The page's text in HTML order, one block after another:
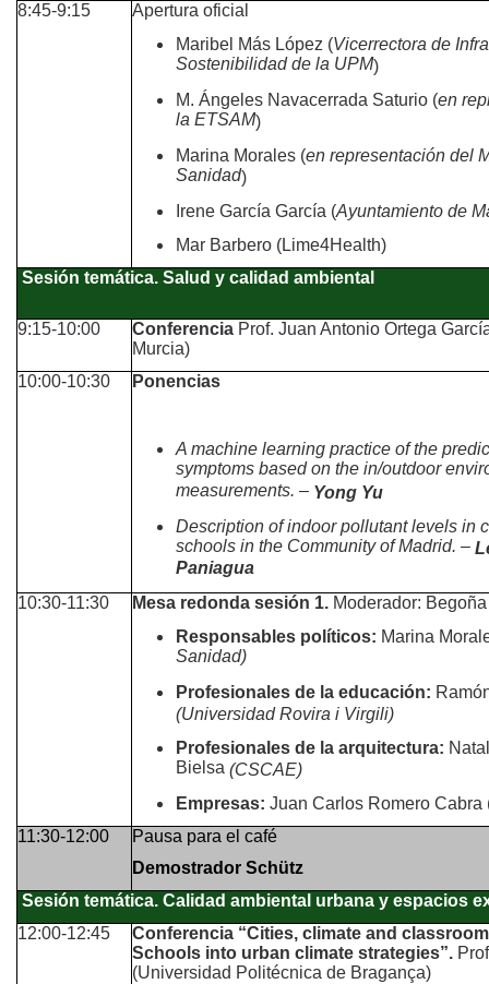
8:45-9:15
Apertura oficial
Maribel Más López (Vicerrectora de
Sostenibilidad de la UPM)
M. Ángeles Navacerrada Saturio (en
la ETSAM)
Marina Morales (en representación del
Sanidad)
Irene García García (Ayuntamiento de
Mar Barbero (Lime4Health)
Sesión temática. Salud y calidad ambiental
9:15-10:00 Conferencia Prof. Juan Antonio Ortega
Murcia)
10:00-10:30
Ponencias
A machine learning practice of the
symptoms based on the in/outdoor
measurements. – Yong Yu
Description of indoor pollutant levels in
schools in the Community of Madrid. –
Paniagua
10:30-11:30 Mesa redonda sesión 1. Moderador:
Responsables políticos: Marina
Sanidad)
Profesionales de la educación:
(Universidad Rovira i Virgili)
Profesionales de la arquitectura:
Bielsa (CSCAE)
Empresas: Juan Carlos Romero Cabra
11:30-12:00
Pausa para el café
Demostrador Schütz
Sesión temática. Calidad ambiental urbana y espacios
12:00-12:45
Conferencia “Cities, climate and
Schools into urban climate strategies”.
(Universidad Politécnica de Bragança)